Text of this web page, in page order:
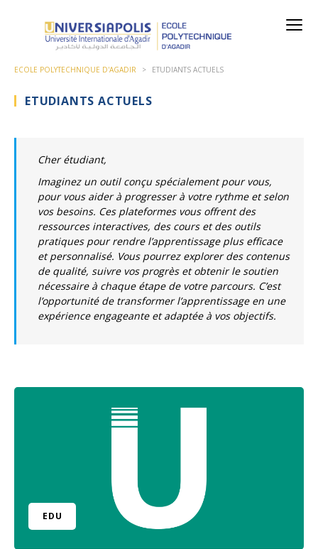
ECOLE POLYTECHNIQUE D'AGADIR > ETUDIANTS ACTUELS
ETUDIANTS ACTUELS
Cher étudiant,
Imaginez un outil conçu spécialement pour vous,
pour vous aider à progresser à votre rythme et selon
vos besoins. Ces plateformes vous offrent des
ressources interactives, des cours et des outils
pratiques pour rendre l’apprentissage plus efficace
et personnalisé. Vous pourrez explorer des contenus
de qualité, suivre vos progrès et obtenir le soutien
nécessaire à chaque étape de votre parcours. C’est
l’opportunité de transformer l’apprentissage en une
expérience engageante et adaptée à vos objectifs.
EDU